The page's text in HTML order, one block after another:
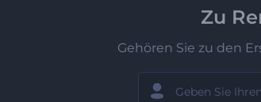
Zu
Gehören Sie zu den